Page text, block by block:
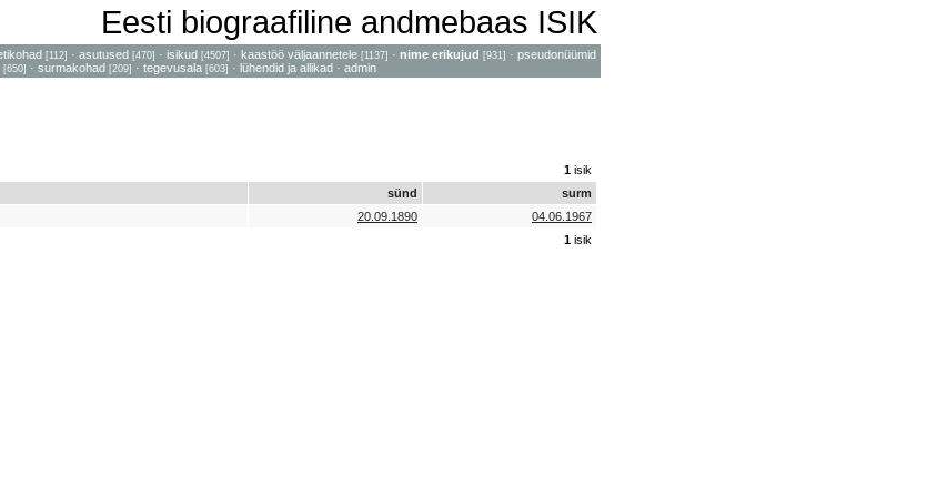
Eesti biograafiline andmebaas ISIK
[112] · asutused [470] · isikud [4507] · kaastöö väljaannetele [1137] · nime erikujud [931] · pseudonüümid
[650] · surmakohad [209] · tegevusala [603] · lühendid ja allikad · admin
1 isik
sünd
surm
20.09.1890
04.06.1967
1 isik